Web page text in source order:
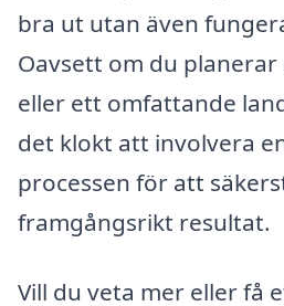
bra ut utan även
Oavsett om du
eller ett omfattande
det klokt att involvera
processen för att
framgångsrikt resultat.
Vill du veta mer eller få